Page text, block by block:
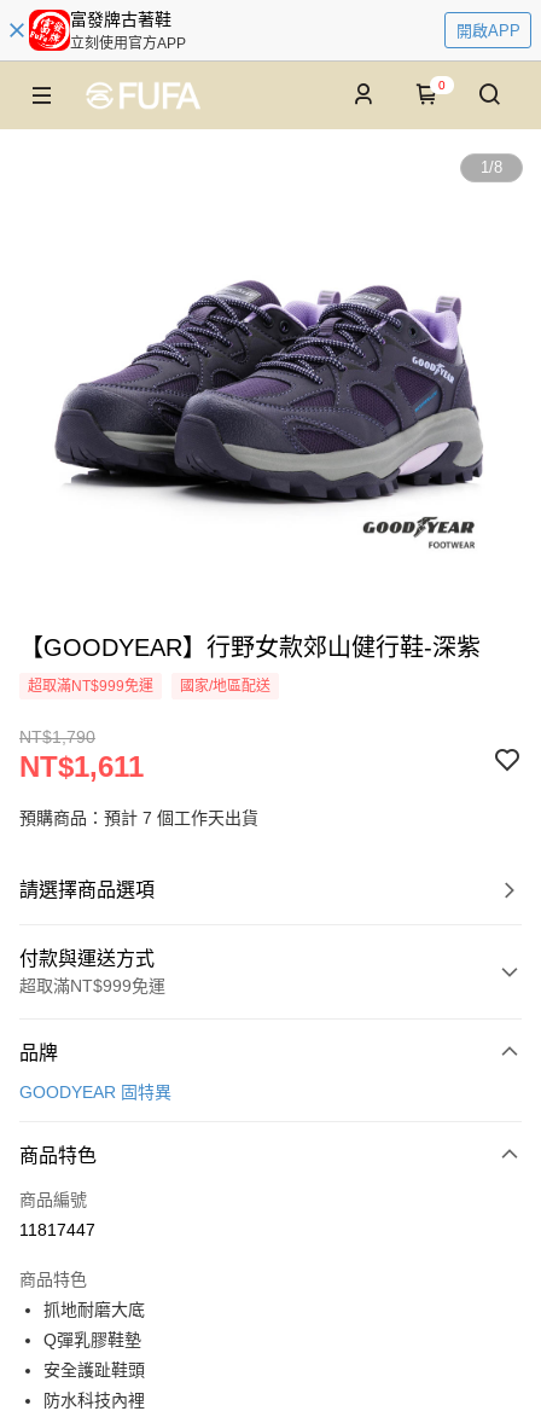
富發牌古著鞋
立刻使用官方APP
開啟APP
0
1/8
【GOODYEAR】行野女款郊山健行鞋-深紫
超取滿NT$999免運 國家/地區配送
NT$1,790
NT$1,611
預購商品：預計 7 個工作天出貨
請選擇商品選項
付款與運送方式
超取滿NT$999免運
信用卡一次付款
LINE Pay
Apple Pay
悠遊付
Google Pay
全盈+PAY
品牌
GOODYEAR 固特異
商品特色
商品編號
11817447
商品特色
抓地耐磨大底
Q彈乳膠鞋墊
安全護趾鞋頭
防水科技內裡